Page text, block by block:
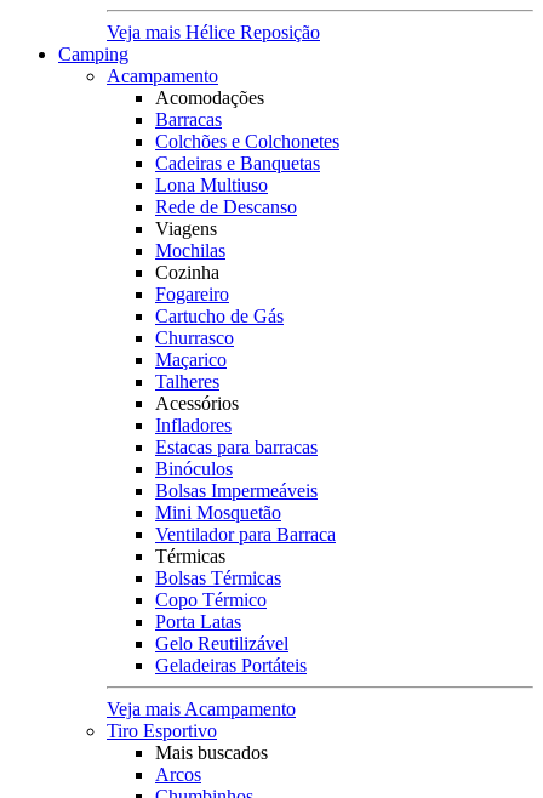
Veja mais Hélice Reposição
Camping
Acampamento
Acomodações
Barracas
Colchões e Colchonetes
Cadeiras e Banquetas
Lona Multiuso
Rede de Descanso
Viagens
Mochilas
Cozinha
Fogareiro
Cartucho de Gás
Churrasco
Maçarico
Talheres
Acessórios
Infladores
Estacas para barracas
Binóculos
Bolsas Impermeáveis
Mini Mosquetão
Ventilador para Barraca
Térmicas
Bolsas Térmicas
Copo Térmico
Porta Latas
Gelo Reutilizável
Geladeiras Portáteis
Veja mais Acampamento
Tiro Esportivo
Mais buscados
Arcos